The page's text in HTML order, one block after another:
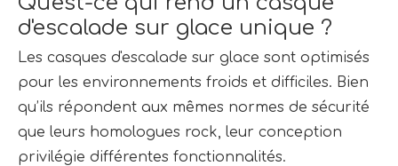
d'escalade sur glace unique ?
Les casques d'escalade sur glace sont optimisés
pour les environnements froids et difficiles. Bien
qu’ils répondent aux mêmes normes de sécurité
que leurs homologues rock, leur conception
privilégie différentes fonctionnalités.